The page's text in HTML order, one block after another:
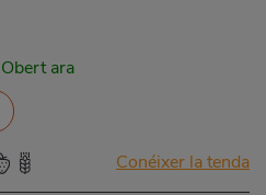
Obert ara
Conéixer la tenda